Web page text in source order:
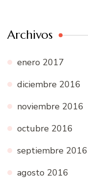
Archivos
enero 2017
diciembre 2016
noviembre 2016
octubre 2016
septiembre 2016
agosto 2016